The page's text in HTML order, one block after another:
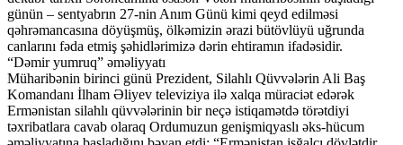
günün – sentyabrın 27-nin Anım Günü kimi qeyd edilməsi
qəhrəmancasına döyüşmüş, ölkəmizin ərazi bütövlüyü uğrunda
canlarını fəda etmiş şəhidlərimizə dərin ehtiramın ifadəsidir.
“Dəmir yumruq” əməliyyatı
Müharibənin birinci günü Prezident, Silahlı Qüvvələrin Ali Baş
Komandanı İlham Əliyev televiziya ilə xalqa müraciət edərək
Ermənistan silahlı qüvvələrinin bir neçə istiqamətdə törətdiyi
təxribatlara cavab olaraq Ordumuzun genişmiqyaslı əks-hücum